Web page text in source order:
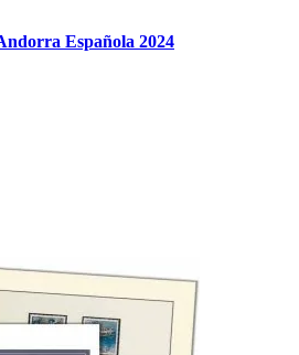
Española 2024